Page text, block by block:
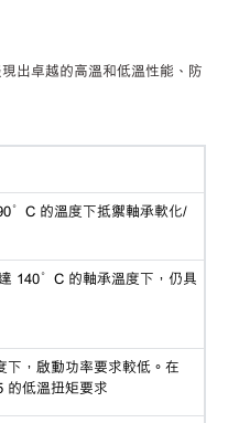
出卓越的高溫和低溫性能、防
的溫度下抵禦軸承軟化/
140°C 的軸承溫度下，仍具
，啟動功率要求較低。在
低溫扭矩要求